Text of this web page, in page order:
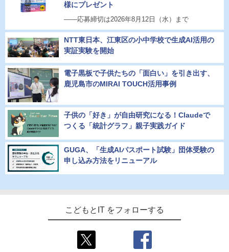
様にプレゼント
――応募締切は2026年8月12日（水）まで
NTT東日本、江東区の小中学校で生成AI活用の
実証実験を開始
電子黒板で子供たちの「面白い」を引き出す、
鹿児島市のMIRAI TOUCH活用事例
子供の「好き」が自由研究になる！Claudeで
つくる「統計グラフ」親子実践ガイド
GUGA、「生成AIパスポート試験」団体受験の
申し込み方法をリニューアル
こどもとIT をフォローする